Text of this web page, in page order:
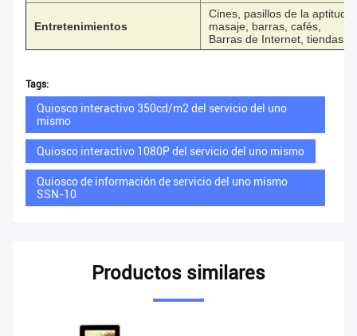
Entretenimientos
Cines, pasillos de la aptitud,
masaje, barras, cafés,
Barras de Internet, tiendas
Tags:
Quiosco interactivo 350cd/m2 del servicio del uno
mismo
Quiosco interactivo 1080P del servicio del uno mismo
Quiosco de información de servicio del uno mismo
SSN-10
Productos similares